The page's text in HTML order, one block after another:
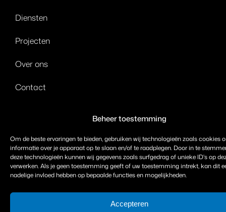
Beheer toestemming
Om de beste ervaringen te bieden, gebruiken wij technologieën zoals cookies
informatie over je apparaat op te slaan en/of te raadplegen. Door in te
deze technologieën kunnen wij gegevens zoals surfgedrag of unieke ID's op
verwerken. Als je geen toestemming geeft of uw toestemming intrekt, kan dit
nadelige invloed hebben op bepaalde functies en mogelijkheden.
Accepteren
Diensten
Projecten
Over ons
Contact
Design / Advies / Ontwerp
Storingen & Onderhoud